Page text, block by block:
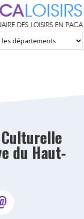
LOISIRS
DES LOISIRS EN PACA
du Haut-